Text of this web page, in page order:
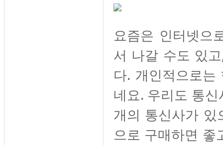
요즘은 인터넷으
서 나갈 수도 있
다. 개인적으로
네요. 우리도 통
개의 통신사가 있
으로 구매하면 좋